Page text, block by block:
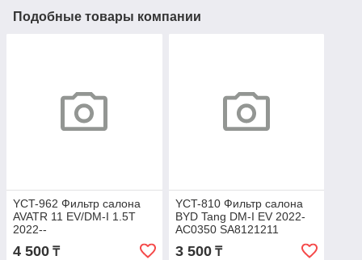
Подобные товары компании
YCT-962 Фильтр салона
AVATR 11 EV/DM-I 1.5T
2022--
4 500 ₸
YCT-810 Фильтр салона
BYD Tang DM-I EV 2022-
AC0350 SA8121211
3 500₸